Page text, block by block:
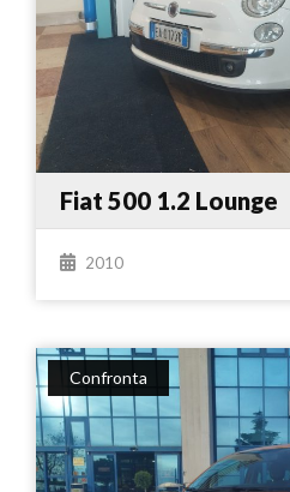
Fiat 500 1.2 Lounge
2010
Confronta